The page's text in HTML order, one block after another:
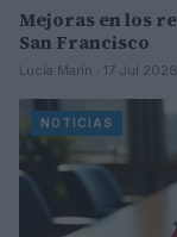
Mejoras en los
San Francisco
Lucía Marín · 17 Jul 2026
NOTICIAS